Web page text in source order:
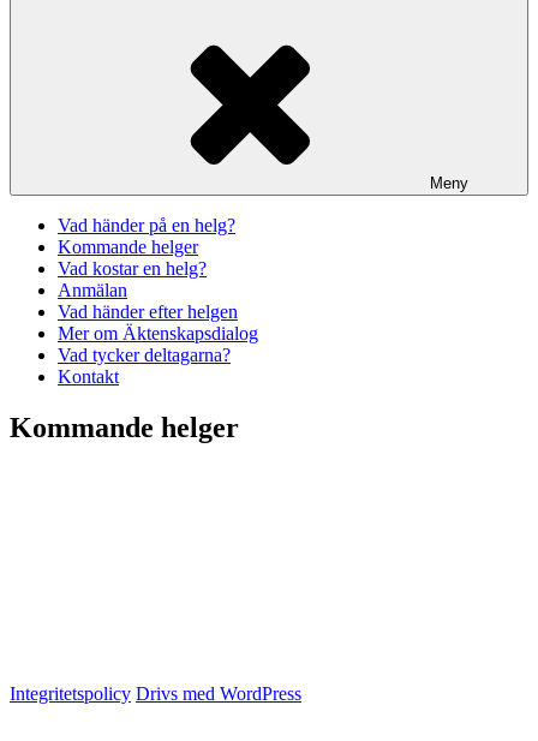
Meny
Vad händer på en helg?
Kommande helger
Vad kostar en helg?
Anmälan
Vad händer efter helgen
Mer om Äktenskapsdialog
Vad tycker deltagarna?
Kontakt
Kommande helger
Integritetspolicy Drivs med WordPress